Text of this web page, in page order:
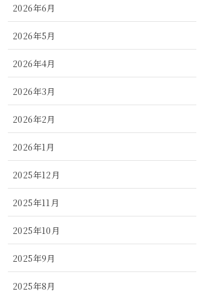
2026年6月
2026年5月
2026年4月
2026年3月
2026年2月
2026年1月
2025年12月
2025年11月
2025年10月
2025年9月
2025年8月